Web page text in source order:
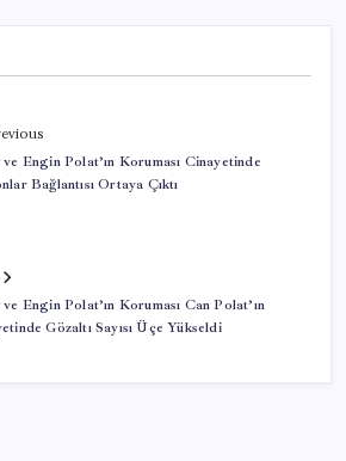
Engin Polat’ın Koruması Cinayetinde
Bağlantısı Ortaya Çıktı
Engin Polat’ın Koruması Can Polat’ın
Gözaltı Sayısı Üçe Yükseldi